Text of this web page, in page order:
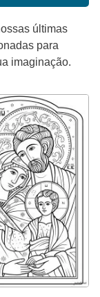
últimas
para
imaginação.